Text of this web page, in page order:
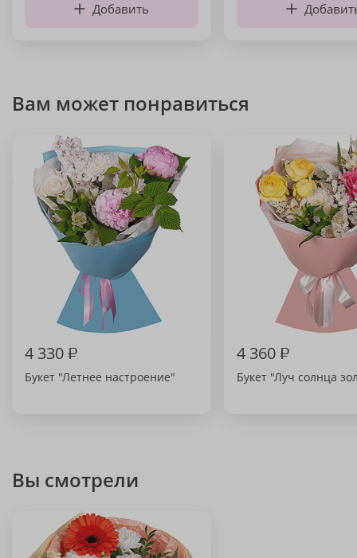
Добавить
Вам может понравиться
4 330₽
Букет "Летнее настроение"
4 360₽
Букет "Луч солнца
Вы смотрели